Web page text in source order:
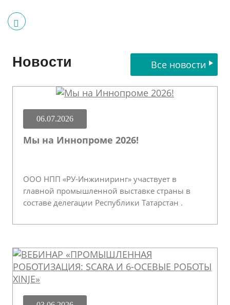
Новости Все новости
06.07.2026
Мы на Иннопроме 2026!
ООО НПП «РУ-Инжиниринг» участвует в
главной промышленной выставке страны в
составе делегации Республики Татарстан .